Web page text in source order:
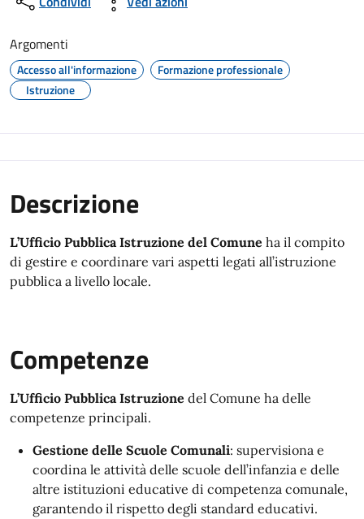
Argomenti
Accesso all'informazione
Formazione professionale
Istruzione
Descrizione
L’Ufficio Pubblica Istruzione del Comune ha il compito
di gestire e coordinare vari aspetti legati all’istruzione
pubblica a livello locale.
Competenze
L’Ufficio Pubblica Istruzione del Comune ha delle
competenze principali.
Gestione delle Scuole Comunali: supervisiona e
coordina le attività delle scuole dell’infanzia e delle
altre istituzioni educative di competenza comunale,
garantendo il rispetto degli standard educativi.